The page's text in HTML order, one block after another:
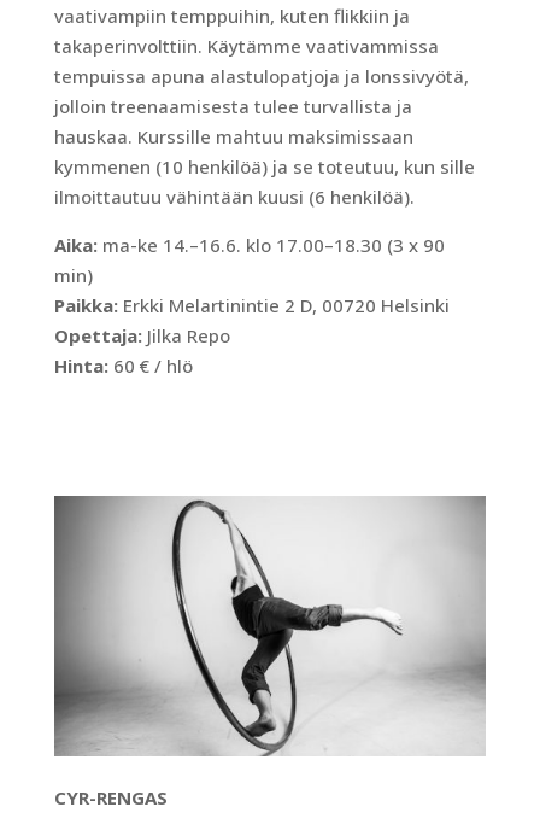
vaativampiin temppuihin, kuten flikkiin ja
takaperinvolttiin. Käytämme vaativammissa
tempuissa apuna alastulopatjoja ja lonssivyötä,
jolloin treenaamisesta tulee turvallista ja
hauskaa. Kurssille mahtuu maksimissaan
kymmenen (10 henkilöä) ja se toteutuu, kun sille
ilmoittautuu vähintään kuusi (6 henkilöä).
Aika:ma-ke 14.–16.6. klo 17.00–18.30 (3 x 90
min)
Paikka:Erkki Melartinintie 2 D, 00720 Helsinki
Opettaja:Jilka Repo
Hinta:60 € / hlö
CYR-RENGAS